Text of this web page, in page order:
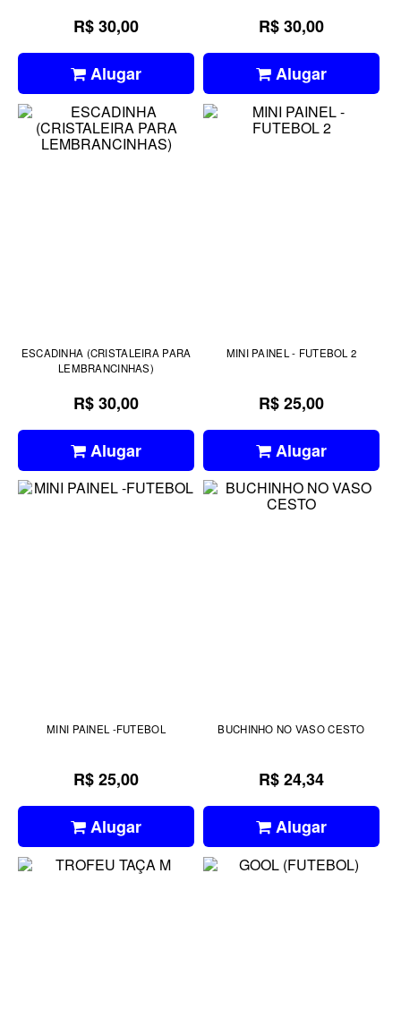
R$ 30,00
Alugar
R$ 30,00
Alugar
ESCADINHA (CRISTALEIRA PARA
LEMBRANCINHAS)
R$ 30,00
Alugar
MINI PAINEL - FUTEBOL 2
R$ 25,00
Alugar
MINI PAINEL -FUTEBOL
R$ 25,00
Alugar
BUCHINHO NO VASO CESTO
R$ 24,34
Alugar